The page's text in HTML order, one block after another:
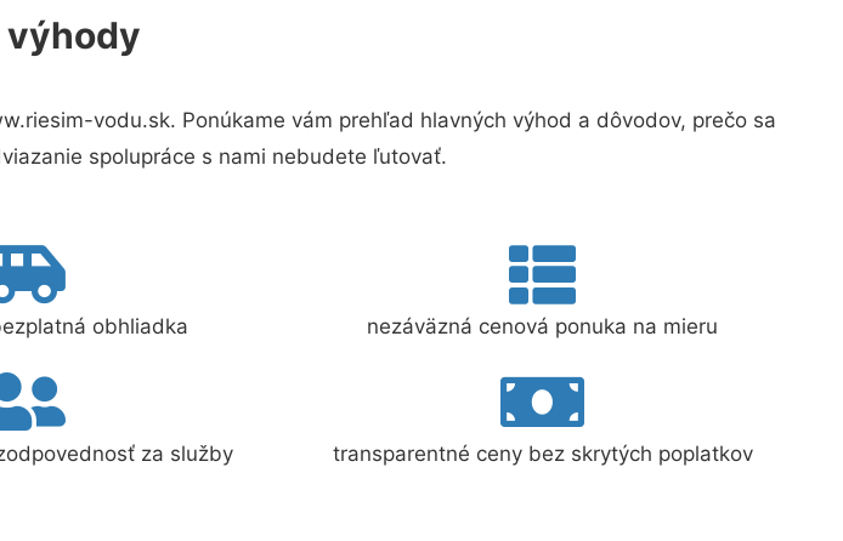
výhody
vodu.sk. Ponúkame vám prehľad hlavných výhod a dôvodov, prečo sa
spolupráce s nami nebudete ľutovať.
obhliadka nezáväzná cenová ponuka na mieru
za služby transparentné ceny bez skrytých poplatkov